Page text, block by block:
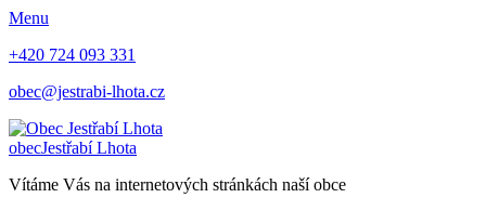
Menu
+420 724 093 331
obec@jestrabi-lhota.cz
obecJestřabí Lhota
Vítáme Vás na internetových stránkách naší obce